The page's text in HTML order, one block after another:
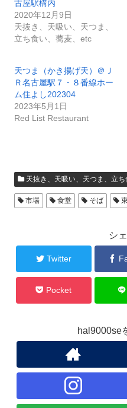
古屋駅構内
2020年12月9日
天抜き、天吸い、天つま、
立ち食い、蕎麦、etc
天つま（かき揚げ天）＠Ｊ
Ｒ名古屋駅７・８番線ホー
ム住よし202304
2023年5月1日
Red List Restaurant
天抜き、天吸い、天つま、立ち
市場 食堂 そば
シ
Twitter
Pocket
hal9000se